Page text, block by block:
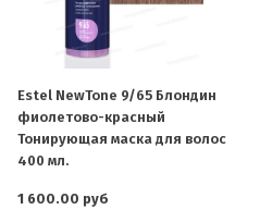
Estel NewTone 9/65 Блондин
фиолетово-красный
Тонирующая маска для волос
400 мл.
1 600.00 руб